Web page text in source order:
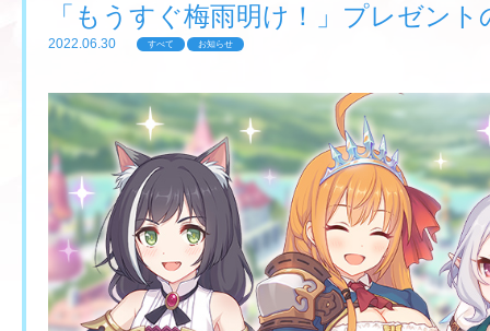
「もうすぐ梅雨明け！」プレゼン
2022.06.30 すべて お知らせ